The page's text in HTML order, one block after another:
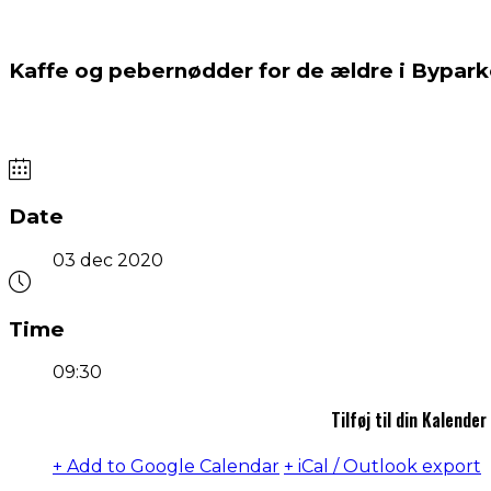
Kaffe og pebernødder for de ældre i
Date
03 dec 2020
Time
09:30
Tilføj til din Kalender
+ Add to Google Calendar + iCal / Outlook export